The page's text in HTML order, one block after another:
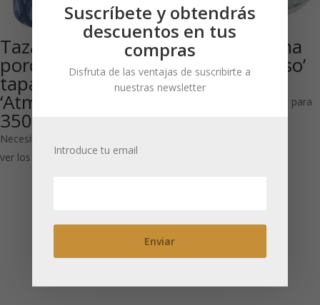
Taza de
porcelana con
tapa
‘Atmosphere’ azul
350 ml
Necesitas estar registrado para
ver los precios
Té de porcelana
para un ‘Paraíso’
500 ml
Necesitas estar registrado para
Suscríbete y obtendrás
descuentos en tus
compras
Disfruta de las ventajas de suscribirte a
nuestras newsletter
Introduce tu email